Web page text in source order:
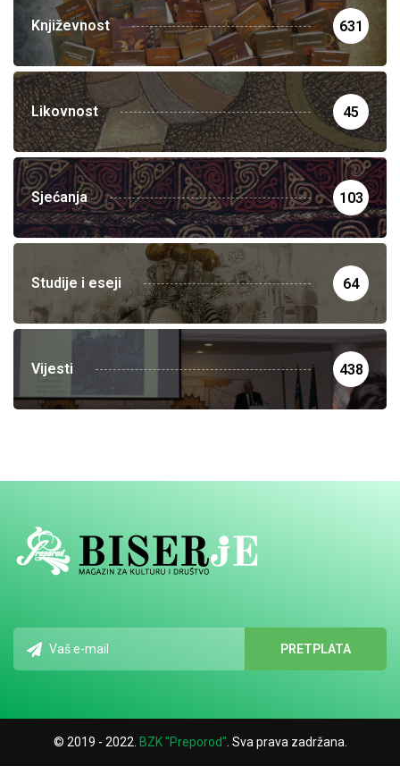
Književnost 631
Likovnost 45
Sjećanja 103
Studije i eseji 64
Vijesti 438
© 2019 - 2022. BZK "Preporod" . Sva prava zadržana.